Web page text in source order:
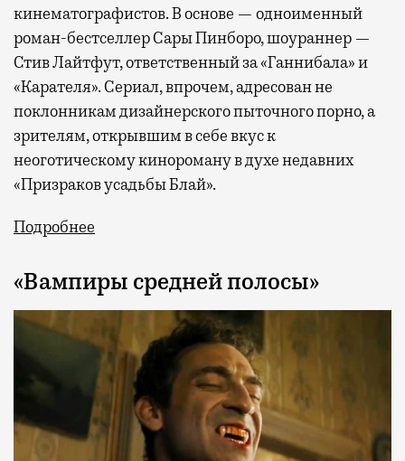
кинематографистов. В основе — одноименный
роман-бестселлер Сары Пинборо, шоураннер —
Стив Лайтфут, ответственный за «Ганнибала» и
«Карателя». Сериал, впрочем, адресован не
поклонникам дизайнерского пыточного порно, а
зрителям, открывшим в себе вкус к
неоготическому кинороману в духе недавних
«Призраков усадьбы Блай».
Подробнее
«Вампиры средней полосы»